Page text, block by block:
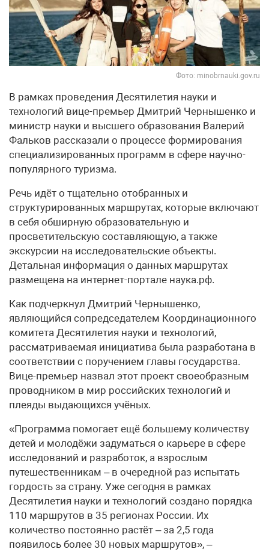
Фото: minobrnauki.gov.ru
В рамках проведения Десятилетия науки и
технологий вице-премьер Дмитрий Чернышенко и
министр науки и высшего образования Валерий
Фальков рассказали о процессе формирования
специализированных программ в сфере научно-
популярного туризма.
Речь идёт о тщательно отобранных и
структурированных маршрутах, которые включают
в себя обширную образовательную и
просветительскую составляющую, а также
экскурсии на исследовательские объекты.
Детальная информация о данных маршрутах
размещена на интернет-портале наука.рф.
Как подчеркнул Дмитрий Чернышенко,
являющийся сопредседателем Координационного
комитета Десятилетия науки и технологий,
рассматриваемая инициатива была разработана в
соответствии с поручением главы государства.
Вице-премьер назвал этот проект своеобразным
проводником в мир российских технологий и
плеяды выдающихся учёных.
«Программа помогает ещё большему количеству
детей и молодёжи задуматься о карьере в сфере
исследований и разработок, а взрослым
путешественникам – в очередной раз испытать
гордость за страну. Уже сегодня в рамках
Десятилетия науки и технологий создано порядка
110 маршрутов в 35 регионах России. Их
количество постоянно растёт – за 2,5 года
появилось более 30 новых маршрутов», –